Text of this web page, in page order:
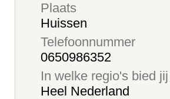
Plaats
Huissen
Telefoonnummer
0650986352
In welke regio's bied
Heel Nederland